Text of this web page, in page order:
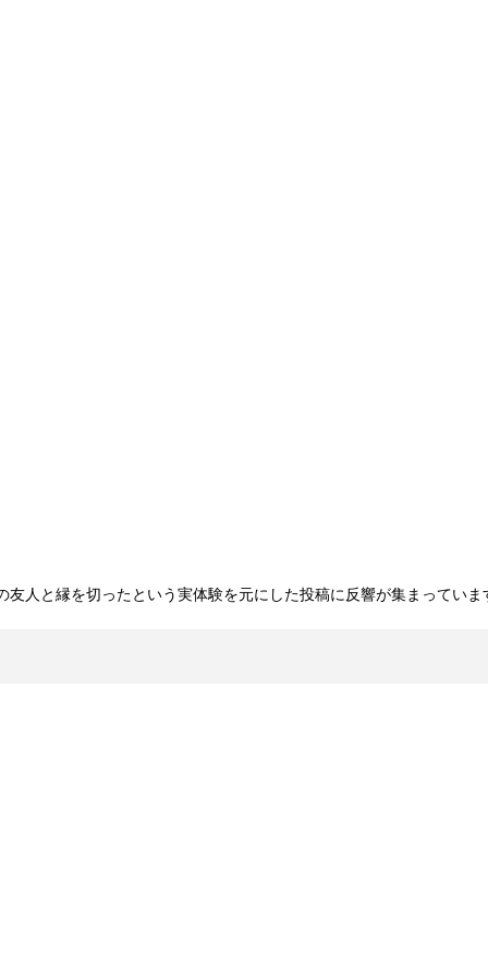
人と縁を切ったという実体験を元にした投稿に反響が集まっていま